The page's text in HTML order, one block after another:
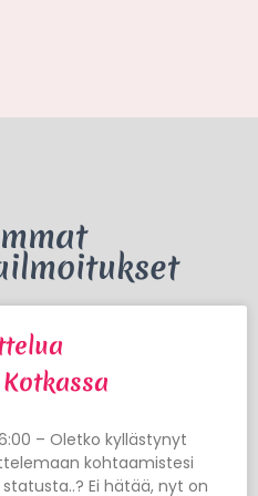
– Oletko kyllästynyt
kohtaamistesi
Ei hätää, nyt on